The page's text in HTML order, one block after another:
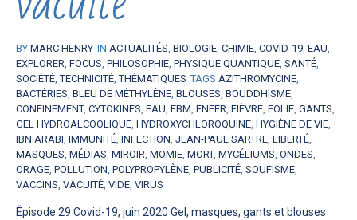
BY MARC HENRY IN ACTUALITÉS, BIOLOGIE, CHIMIE, COVID-19, EAU,
EXPLORER, FOCUS, PHILOSOPHIE, PHYSIQUE QUANTIQUE, SANTÉ,
SOCIÉTÉ,TECHNICITÉ,THÉMATIQUES TAGS AZITHROMYCINE,
BACTÉRIES, BLEU DE MÉTHYLÈNE, BLOUSES, BOUDDHISME,
CONFINEMENT, CYTOKINES, EAU, EBM, ENFER, FIÈVRE, FOLIE, GANTS,
GEL HYDROALCOOLIQUE, HYDROXYCHLOROQUINE, HYGIÈNE DE VIE,
IBN ARABI, IMMUNITÉ, INFECTION, JEAN-PAUL SARTRE, LIBERTÉ,
MASQUES, MÉDIAS, MIROIR, MOMIE, MORT, MYCÉLIUMS, ONDES,
ORAGE, POLLUTION, POLYPROPYLÈNE, PUBLICITÉ, SOUFISME,
VACCINS, VACUITÉ, VIDE, VIRUS
Épisode 29 Covid-19, juin 2020 Gel, masques, gants et blouses